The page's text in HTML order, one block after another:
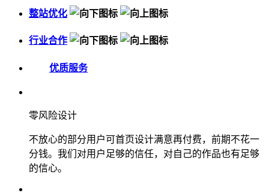
整站优化
行业合作
优质服务
零风险设计
不放心的部分用户可首页设计满意再付费，前期不花一
分钱。我们对用户足够的信任，对自己的作品也有足够
的信心。